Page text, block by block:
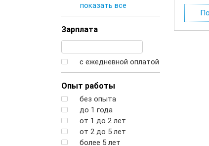
показать все
Зарплата
с ежедневной оплатой
Опыт работы
без опыта
до 1 года
от 1 до 2 лет
от 2 до 5 лет
более 5 лет